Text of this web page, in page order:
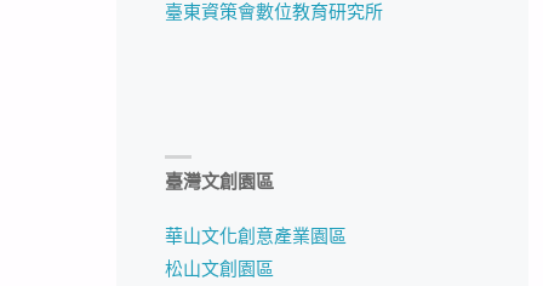
臺東資策會數位教育研究所
臺灣文創園區
華山文化創意產業園區
松山文創園區